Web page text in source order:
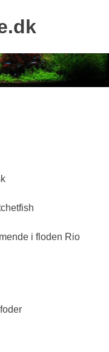
i floden Rio